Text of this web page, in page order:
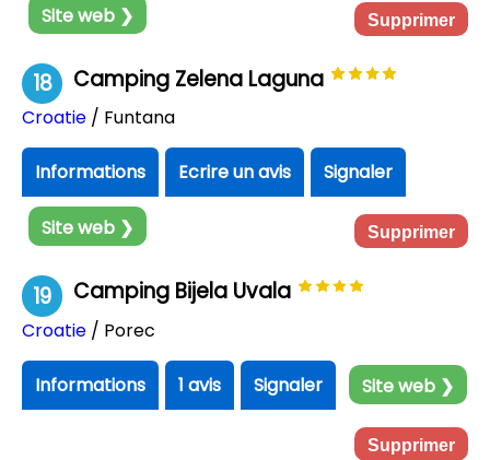
Site web ❯ Supprimer
18 Camping Zelena Laguna
Croatie / Funtana
Informations Ecrire un avis Signaler
Site web ❯ Supprimer
19 Camping Bijela Uvala
Croatie / Porec
Informations 1 avis Signaler Site web ❯
Supprimer